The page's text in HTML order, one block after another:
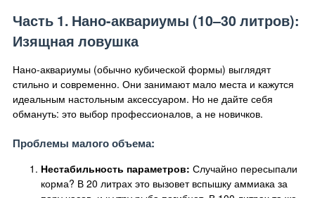
Часть 1. Нано-аквариумы (10–30 литров):
Изящная ловушка
Нано-аквариумы (обычно кубической формы) выглядят
стильно и современно. Они занимают мало места и кажутся
идеальным настольным аксессуаром. Но не дайте себя
обмануть: это выбор профессионалов, а не новичков.
Проблемы малого объема:
Нестабильность параметров: Случайно пересыпали
корма? В 20 литрах это вызовет вспышку аммиака за